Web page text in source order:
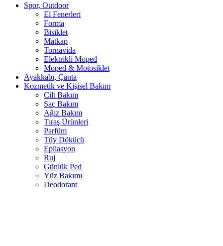
Spor, Outdoor
El Fenerleri
Forma
Bisiklet
Matkap
Tornavida
Elektrikli Moped
Moped & Motosiklet
Ayakkabı, Çanta
Kozmetik ve Kişisel Bakım
Cilt Bakım
Saç Bakım
Ağız Bakım
Tıraş Ürünleri
Parfüm
Tüy Dökücü
Epilasyon
Ruj
Günlük Ped
Yüz Bakımı
Deodorant